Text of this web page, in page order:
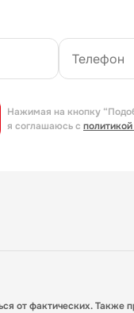
Нажимая на кнопку
я соглашаюсь с
от фактических. Также